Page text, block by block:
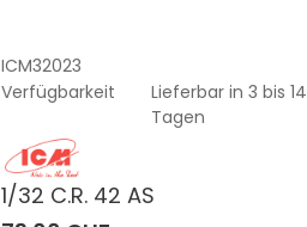
ICM32023
Verfügbarkeit
Lieferbar in 3 bis 14
Tagen
1/32 C.R. 42 AS